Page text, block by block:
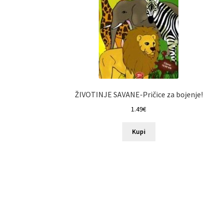
ŽIVOTINJE SAVANE-Pričice za bojenje!
1.49€
Kupi